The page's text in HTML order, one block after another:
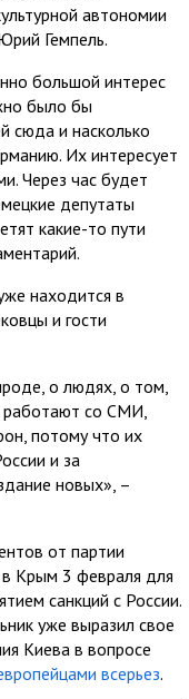
автономии
Гемпель.
большой интерес
было бы
сюда и насколько
Их интересует
Через час будет
депутаты
какие-то пути
находится в
и гости
о людях, о том,
работают со СМИ,
потому что их
и за
новых», –
от партии
в Крым 3 февраля для
санкций с России.
уже выразил свое
Киева в вопросе
всерьез.